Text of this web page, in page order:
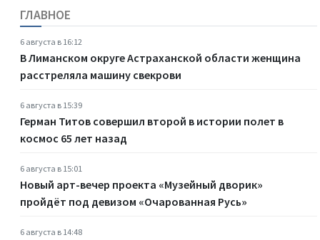
ГЛАВНОЕ
6 августа в 16:12
В Лиманском округе Астраханской области женщина
расстреляла машину свекрови
6 августа в 15:39
Герман Титов совершил второй в истории полет в
космос 65 лет назад
6 августа в 15:01
Новый арт-вечер проекта «Музейный дворик»
пройдёт под девизом «Очарованная Русь»
6 августа в 14:48